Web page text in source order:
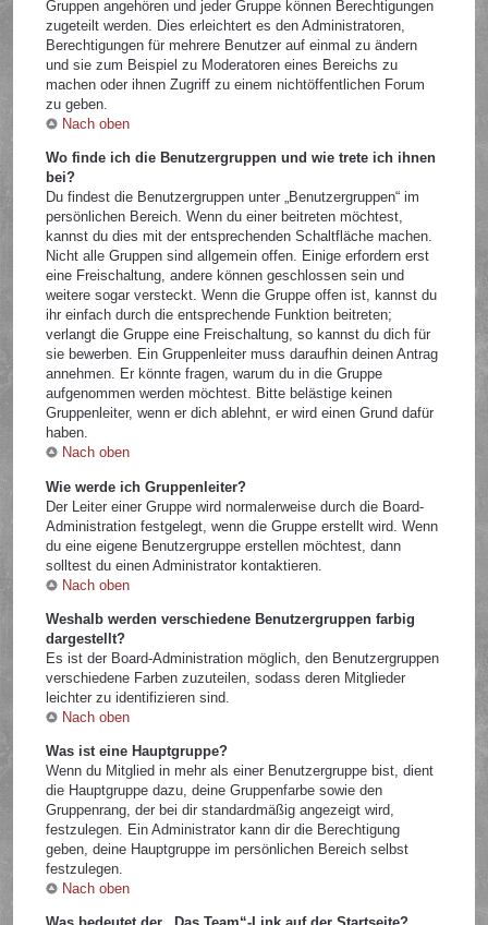
Gruppen angehören und jeder Gruppe können Berechtigungen
zugeteilt werden. Dies erleichtert es den Administratoren,
Berechtigungen für mehrere Benutzer auf einmal zu ändern
und sie zum Beispiel zu Moderatoren eines Bereichs zu
machen oder ihnen Zugriff zu einem nichtöffentlichen Forum
zu geben.
Nach oben
Wo finde ich die Benutzergruppen und wie trete ich ihnen
bei?
Du findest die Benutzergruppen unter „Benutzergruppen“ im
persönlichen Bereich. Wenn du einer beitreten möchtest,
kannst du dies mit der entsprechenden Schaltfläche machen.
Nicht alle Gruppen sind allgemein offen. Einige erfordern erst
eine Freischaltung, andere können geschlossen sein und
weitere sogar versteckt. Wenn die Gruppe offen ist, kannst du
ihr einfach durch die entsprechende Funktion beitreten;
verlangt die Gruppe eine Freischaltung, so kannst du dich für
sie bewerben. Ein Gruppenleiter muss daraufhin deinen Antrag
annehmen. Er könnte fragen, warum du in die Gruppe
aufgenommen werden möchtest. Bitte belästige keinen
Gruppenleiter, wenn er dich ablehnt, er wird einen Grund dafür
haben.
Nach oben
Wie werde ich Gruppenleiter?
Der Leiter einer Gruppe wird normalerweise durch die Board-
Administration festgelegt, wenn die Gruppe erstellt wird. Wenn
du eine eigene Benutzergruppe erstellen möchtest, dann
solltest du einen Administrator kontaktieren.
Nach oben
Weshalb werden verschiedene Benutzergruppen farbig
dargestellt?
Es ist der Board-Administration möglich, den Benutzergruppen
verschiedene Farben zuzuteilen, sodass deren Mitglieder
leichter zu identifizieren sind.
Nach oben
Was ist eine Hauptgruppe?
Wenn du Mitglied in mehr als einer Benutzergruppe bist, dient
die Hauptgruppe dazu, deine Gruppenfarbe sowie den
Gruppenrang, der bei dir standardmäßig angezeigt wird,
festzulegen. Ein Administrator kann dir die Berechtigung
geben, deine Hauptgruppe im persönlichen Bereich selbst
festzulegen.
Nach oben